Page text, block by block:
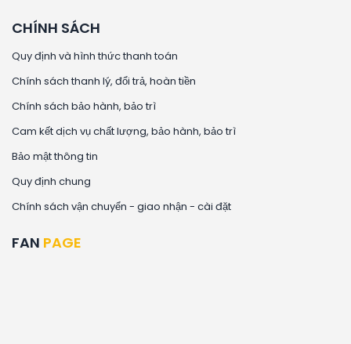
CHÍNH SÁCH
Quy định và hình thức thanh toán
Chính sách thanh lý, đổi trả, hoàn tiền
Chính sách bảo hành, bảo trì
Cam kết dịch vụ chất lượng, bảo hành, bảo trì
Bảo mật thông tin
Quy định chung
Chính sách vận chuyển - giao nhận - cài đặt
FAN PAGE